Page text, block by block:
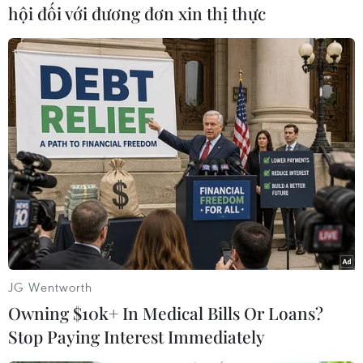
nhà đầu tư nước ngoài,” Bộ trưởng Nguyễn Chí
Dũng nhấn mạnh.
Với mạng lưới kết nối rộng khắp trên thế giới,
Bộ Kế hoạch và Đầu tư mong muốn Ngân hàng
Standard Chartered tăng cường sự kết nối các
nhà đầu tư, thu hút các tập đoàn đa quốc gia
trên thế giới đến đầu tư tại Việt Nam. Đặc biệt,
cùng với Việt Nam xây dựng các trung tâm, cơ
sở chuyên biệt để đem lại động lực phát triển
kinh tế-xã hội trong thời gian tới như Trung tâm
Đổi mới sáng tạo, Trung tâm Tài chính quốc tế…
[75 năm phát triển kinh tế: Việt Nam sẽ hội
nhập sâu kinh tế toàn cầu]
Tại hội nghị, Thống đốc Ngân hàng Nhà nước Lê
hội đối với đương đơn xin thị thực
JG Wentworth
Owning $10k+ In Medical Bills Or Loans?
Stop Paying Interest Immediately